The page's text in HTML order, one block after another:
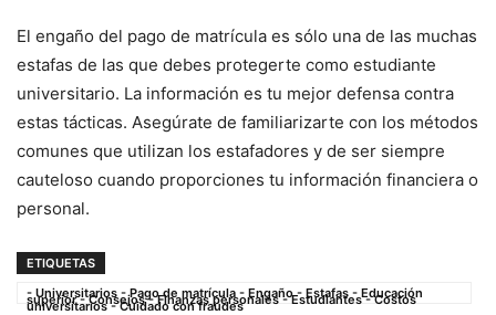
El engaño del pago de matrícula es sólo una de las muchas
estafas de las que debes protegerte como estudiante
universitario. La información es tu mejor defensa contra
estas tácticas. Asegúrate de familiarizarte con los métodos
comunes que utilizan los estafadores y de ser siempre
cauteloso cuando proporciones tu información financiera o
personal.
ETIQUETAS
- Universitarios - Pago de matrícula - Engaño - Estafas - Educación
superior - Consejos - Finanzas personales - Estudiantes - Costos
universitarios - Cuidado con fraudes